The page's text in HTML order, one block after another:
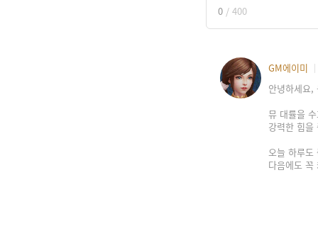
0 / 400
GM에이미
안녕하세요,
뮤 대률을
강력한 힘을
오늘 하루도
다음에도 꼭